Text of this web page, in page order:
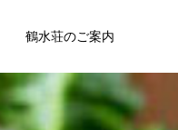
鶴水荘のご案内